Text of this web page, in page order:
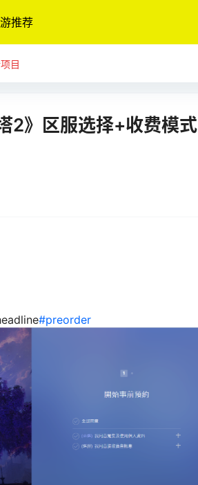
推荐
目
2》区服选择+收费模式
#preorder